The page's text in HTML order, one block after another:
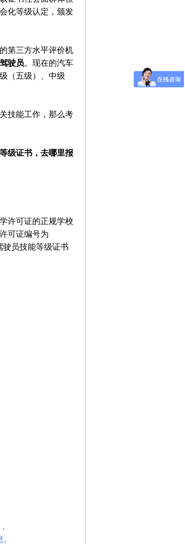
化等级认定，颁发
第三方水平评价机
驶员。现在的汽车
（五级）、中级
技能工作，那么考
级证书，去哪里报
许可证的正规学校
可证编号为
驶员技能等级证书
，
。